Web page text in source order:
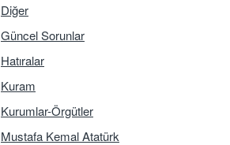
Diğer
Güncel Sorunlar
Hatıralar
Kuram
Kurumlar-Örgütler
Mustafa Kemal Atatürk